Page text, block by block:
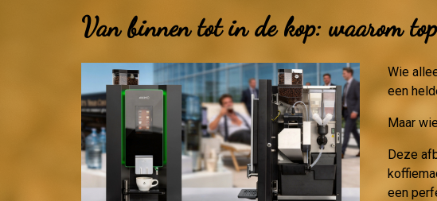
Van binnen tot in de kop: waarom
Wie
een
Maar
Deze
een